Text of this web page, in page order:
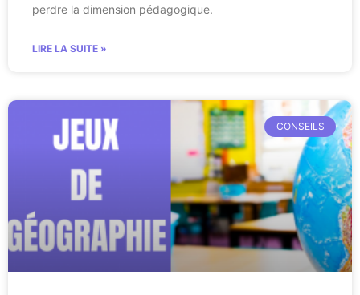
perdre la dimension pédagogique.
LIRE LA SUITE »
CONSEILS